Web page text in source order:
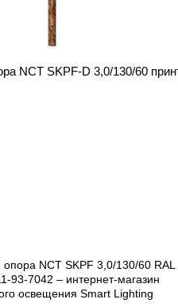
NCT SKPF-D 3,0/130/60